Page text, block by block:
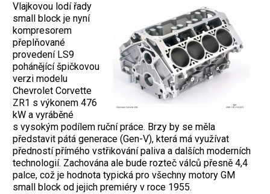
Vlajkovou lodí řady
small block je nyní
kompresorem
přeplňované
provedení LS9
pohánějící špičkovou
verzi modelu
Chevrolet Corvette
ZR1 s výkonem 476
kW a vyráběné
s vysokým podílem ruční práce. Brzy by se měla
představit pátá generace (Gen-V), která má využívat
předností přímého vstřikování paliva a dalších moderních
technologií. Zachována ale bude rozteč válců přesně 4,4
palce, což je hodnota typická pro všechny motory GM
small block od jejich premiéry v roce 1955.